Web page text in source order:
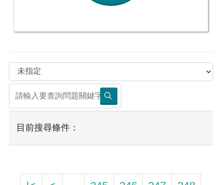
目前搜尋條件：